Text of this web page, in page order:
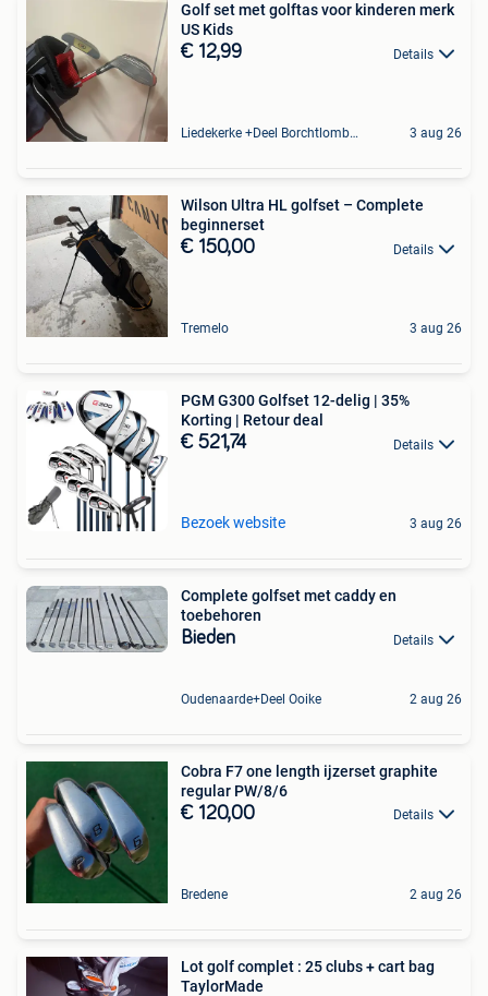
Golf set met golftas voor kinderen merk
US Kids
€ 12,99 Details
Liedekerke +Deel Borchtlombeek 3 aug 26
Wilson Ultra HL golfset – Complete
beginnerset
€ 150,00 Details
Tremelo 3 aug 26
PGM G300 Golfset 12-delig | 35%
Korting | Retour deal
€ 521,74 Details
Bezoek website 3 aug 26
Complete golfset met caddy en
toebehoren
Bieden Details
Oudenaarde+Deel Ooike 2 aug 26
Cobra F7 one length ijzerset graphite
regular PW/8/6
€ 120,00 Details
Bredene 2 aug 26
Lot golf complet : 25 clubs + cart bag
TaylorMade